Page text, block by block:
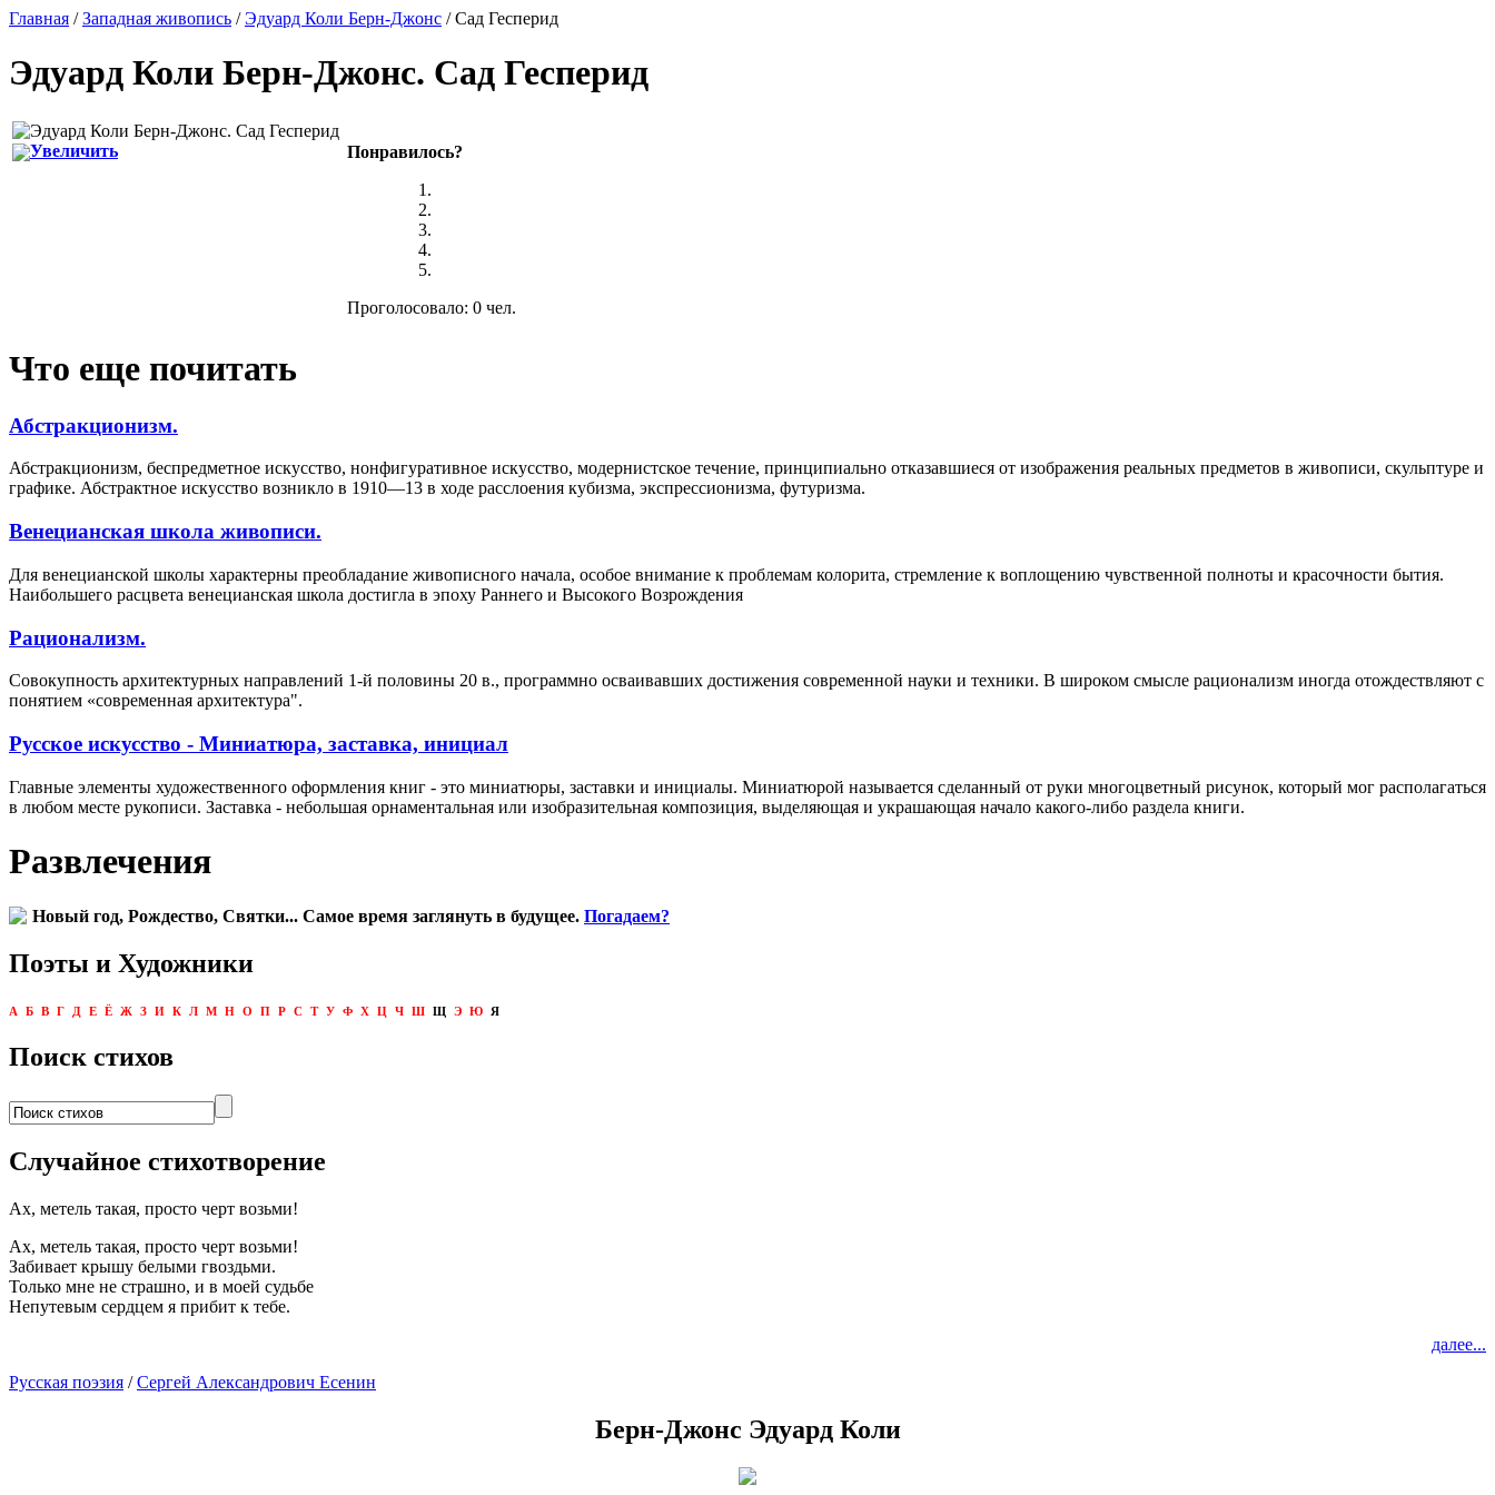
Главная /Западная живопись /Эдуард Коли Берн-Джонс / Сад Гесперид
Эдуард Коли Берн-Джонс. Сад Гесперид
Увеличить Понравилось?
Проголосовало: 0 чел.
Что еще почитать
Абстракционизм.
Абстракционизм, беспредметное искусство, нонфигуративное искусство, модернистское течение, принципиально отказавшиеся от изображения реальных предметов в живописи, скульптуре и
графике. Абстрактное искусство возникло в 1910—13 в ходе расслоения кубизма, экспрессионизма, футуризма.
Венецианская школа живописи.
Для венецианской школы характерны преобладание живописного начала, особое внимание к проблемам колорита, стремление к воплощению чувственной полноты и красочности бытия.
Наибольшего расцвета венецианская школа достигла в эпоху Раннего и Высокого Возрождения
Рационализм.
Совокупность архитектурных направлений 1-й половины 20 в., программно осваивавших достижения современной науки и техники. В широком смысле рационализм иногда отождествляют с
понятием «современная архитектура".
Русское искусство - Миниатюра, заставка, инициал
Главные элементы художественного оформления книг - это миниатюры, заставки и инициалы. Миниатюрой называется сделанный от руки многоцветный рисунок, который мог располагаться
в любом месте рукописи. Заставка - небольшая орнаментальная или изобразительная композиция, выделяющая и украшающая начало какого-либо раздела книги.
Развлечения
Новый год, Рождество, Святки... Самое время заглянуть в будущее. Погадаем?
Поэты и Художники
А Б В Г Д Е Ё Ж З И К Л М Н О П Р С Т У Ф Х Ц Ч Ш Щ Э Ю Я
Поиск стихов
Случайное стихотворение
Ах, метель такая, просто черт возьми!
Ах, метель такая, просто черт возьми!
Забивает крышу белыми гвоздьми.
Только мне не страшно, и в моей судьбе
Непутевым сердцем я прибит к тебе.
далее...
Русская поэзия /Сергей Александрович Есенин
Берн-Джонс Эдуард Коли